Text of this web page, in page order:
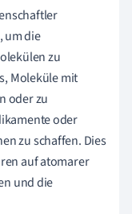
um die
zu
Moleküle mit
oder zu
oder
zu schaffen. Dies
auf atomarer
und die